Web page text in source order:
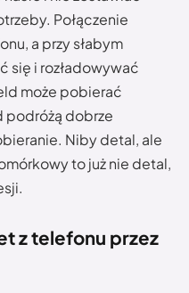
Połączenie
a przy słabym
się i rozładowywać
może pobierać
podróżą dobrze
Niby detal, ale
to już nie detal,
z telefonu przez